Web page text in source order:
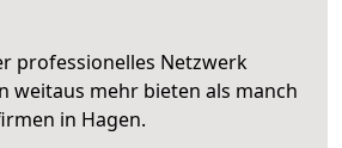
professionelles Netzwerk
weitaus mehr bieten als manch
in Hagen.